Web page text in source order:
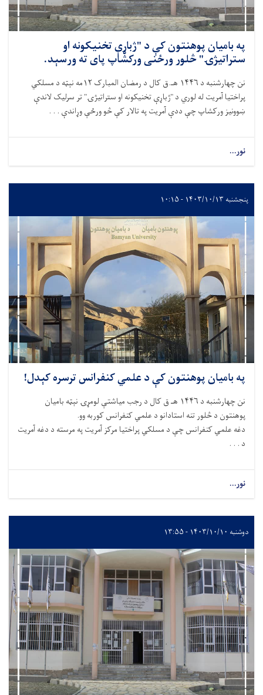
په بامیان پوهنتون کې د "ژباړې تخنیکونه او
ستراتیژۍ" څلور ورځنی ورکشاپ پای ته ورسېد.
نن چهارشنبه د ۱۴۴۶ هـ.ق کال د رمضان المبارک ۱۲مه نېټه د مسلکي
پراختیا آمریت له لوري د "ژباړې تخنیکونه او ستراتیژۍ" تر سرلیک لاندې
ښوونیز ورکشاپ چې ددې آمریت په تالار کې څو ورځې وړاندې . . .
نور...
پنجشنبه ۱۴۰۳/۱۰/۱۳ - ۱۰:۱۵
په بامیان پوهنتون کې د علمي کنفرانس ترسره کېدل!
نن چهارشنبه د ۱۴۴۶ هـ ق کال د رجب میاشتې لومړۍ نېټه بامیان
پوهنتون د څلور تنه استادانو د علمي کنفرانس کوربه وو.
دغه علمي کنفرانس چې د مسلکي پراختیا مرکز آمریت په مرسته د دغه آمریت
د . . .
نور...
دوشنبه ۱۴۰۳/۱۰/۱۰ - ۱۳:۵۵